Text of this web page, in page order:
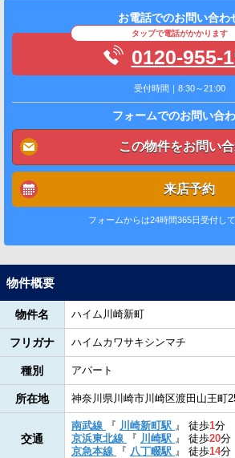
お電話でのお問い合わ
タップで電話がかかります
0120-955-
受付時間｜8:30～21:00
フォームでのお問い合
この物件をお問い
来店予約
フォームからは24時間365日受付して
物件概要
物件名 ハイム川崎新町
フリガナ ハイムカワサキシンマチ
種別 アパート
所在地 神奈川県川崎市川崎区渡田山王町
交通
南武線 『 川崎新町駅 』 徒歩1分
京浜東北線
『 川崎駅 』 徒歩20分
京急本線
『 八丁畷駅 』 徒歩14分